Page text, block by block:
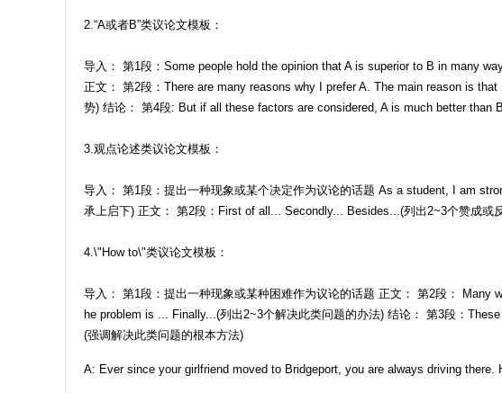
2.“A或者B”类议论文模板：
导入： 第1段：Some people hold the opinion that A is superior to B in many
正文： 第2段：There are many reasons why I prefer A. The main reason is
势) 结论： 第4段: But if all these factors are considered, A is much better
3.观点论述类议论文模板：
导入： 第1段：提出一种现象或某个决定作为议论的话题 As a student, I am
承上启下) 正文： 第2段：First of all... Secondly... Besides...(列出2~3个赞成
4.\"How to\"类议论文模板：
导入： 第1段：提出一种现象或某种困难作为议论的话题 正文： 第2段：
he problem is ... Finally...(列出2~3个解决此类问题的办法) 结论： 第3段：
(强调解决此类问题的根本方法)
A: Ever since your girlfriend moved to Bridgeport, you are always driving